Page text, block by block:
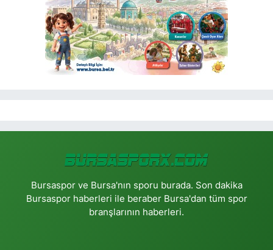
Bursaspor ve Bursa'nın sporu burada. Son dakika
Bursaspor haberleri ile beraber Bursa'dan tüm spor
branşlarının haberleri.